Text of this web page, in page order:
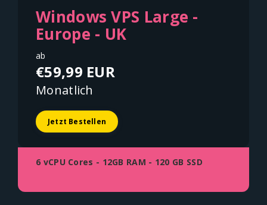
Windows VPS Large -
Europe - UK
ab
€59,99 EUR
Monatlich
Jetzt Bestellen
6 vCPU Cores - 12GB RAM - 120 GB SSD